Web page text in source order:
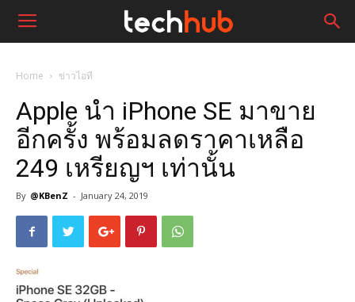
Home ข่าวไอที
Apple นำ iPhone SE มาขาย
อีกครั้ง พร้อมลดราคาเหลือ
249 เหรียญฯ เท่านั้น
By @KBenZ - January 24, 2019